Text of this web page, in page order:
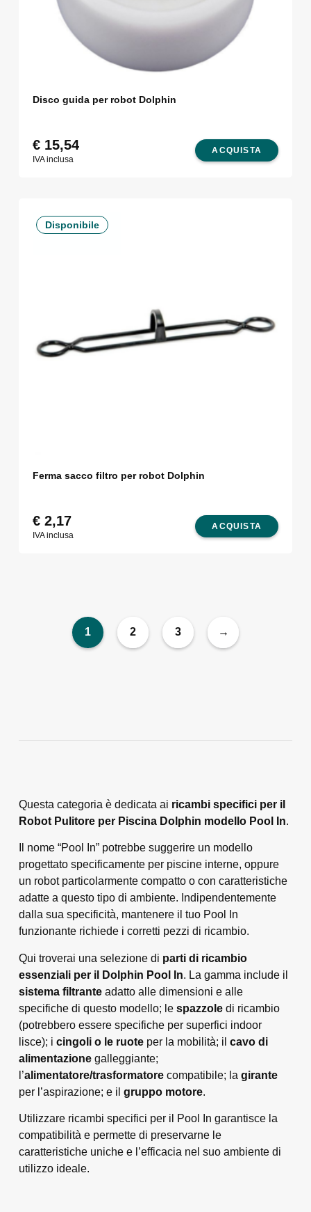
Disco guida per robot Dolphin
ACQUISTA
€15,54
IVA inclusa
Disponibile
Ferma sacco filtro per robot Dolphin
ACQUISTA
€2,17
IVA inclusa
1 2 3 →
Questa categoria è dedicata ai ricambi specifici per il
Robot Pulitore per Piscina Dolphin modello Pool In.
Il nome “Pool In” potrebbe suggerire un modello
progettato specificamente per piscine interne, oppure
un robot particolarmente compatto o con caratteristiche
adatte a questo tipo di ambiente. Indipendentemente
dalla sua specificità, mantenere il tuo Pool In
funzionante richiede i corretti pezzi di ricambio.
Qui troverai una selezione di parti di ricambio
essenziali per il Dolphin Pool In. La gamma include il
sistema filtranteadatto alle dimensioni e alle
specifiche di questo modello; le spazzoledi ricambio
(potrebbero essere specifiche per superfici indoor
lisce); i cingoli o le ruoteper la mobilità; il cavo di
alimentazionegalleggiante;
l’alimentatore/trasformatorecompatibile; la girante
per l’aspirazione; e il gruppo motore.
Utilizzare ricambi specifici per il Pool In garantisce la
compatibilità e permette di preservarne le
caratteristiche uniche e l’efficacia nel suo ambiente di
utilizzo ideale.